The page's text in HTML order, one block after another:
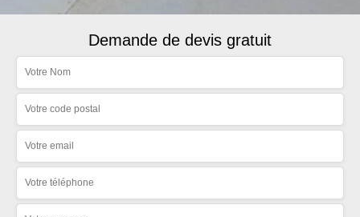
Demande de devis gratuit